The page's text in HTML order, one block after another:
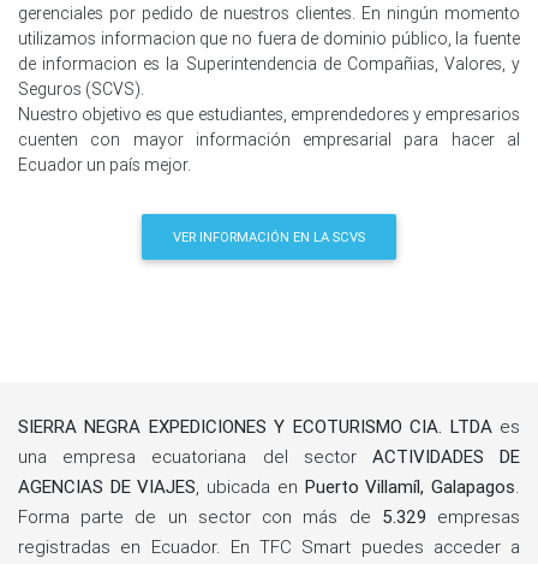
gerenciales por pedido de nuestros clientes. En ningún momento
utilizamos informacion que no fuera de dominio público, la fuente
de informacion es la Superintendencia de Compañias, Valores, y
Seguros (SCVS).
Nuestro objetivo es que estudiantes, emprendedores y empresarios
cuenten con mayor información empresarial para hacer al
Ecuador un país mejor.
VER INFORMACIÓN EN LA SCVS
SIERRA NEGRA EXPEDICIONES Y ECOTURISMO CIA. LTDAes
una empresa ecuatoriana del sector ACTIVIDADES DE
AGENCIAS DE VIAJES, ubicada en Puerto Villamíl, Galapagos.
Forma parte de un sector con más de 5.329 empresas
registradas en Ecuador. En TFC Smart puedes acceder a